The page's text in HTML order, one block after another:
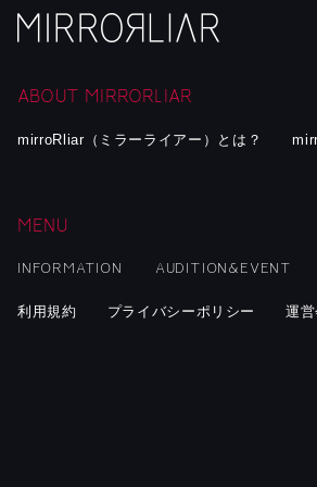
ABOUT MIRRORLIAR
mirroRliar（ミラーライアー）とは？
MENU
INFORMATION AUDITION&EVENT
利用規約 プライバシーポリシー 運